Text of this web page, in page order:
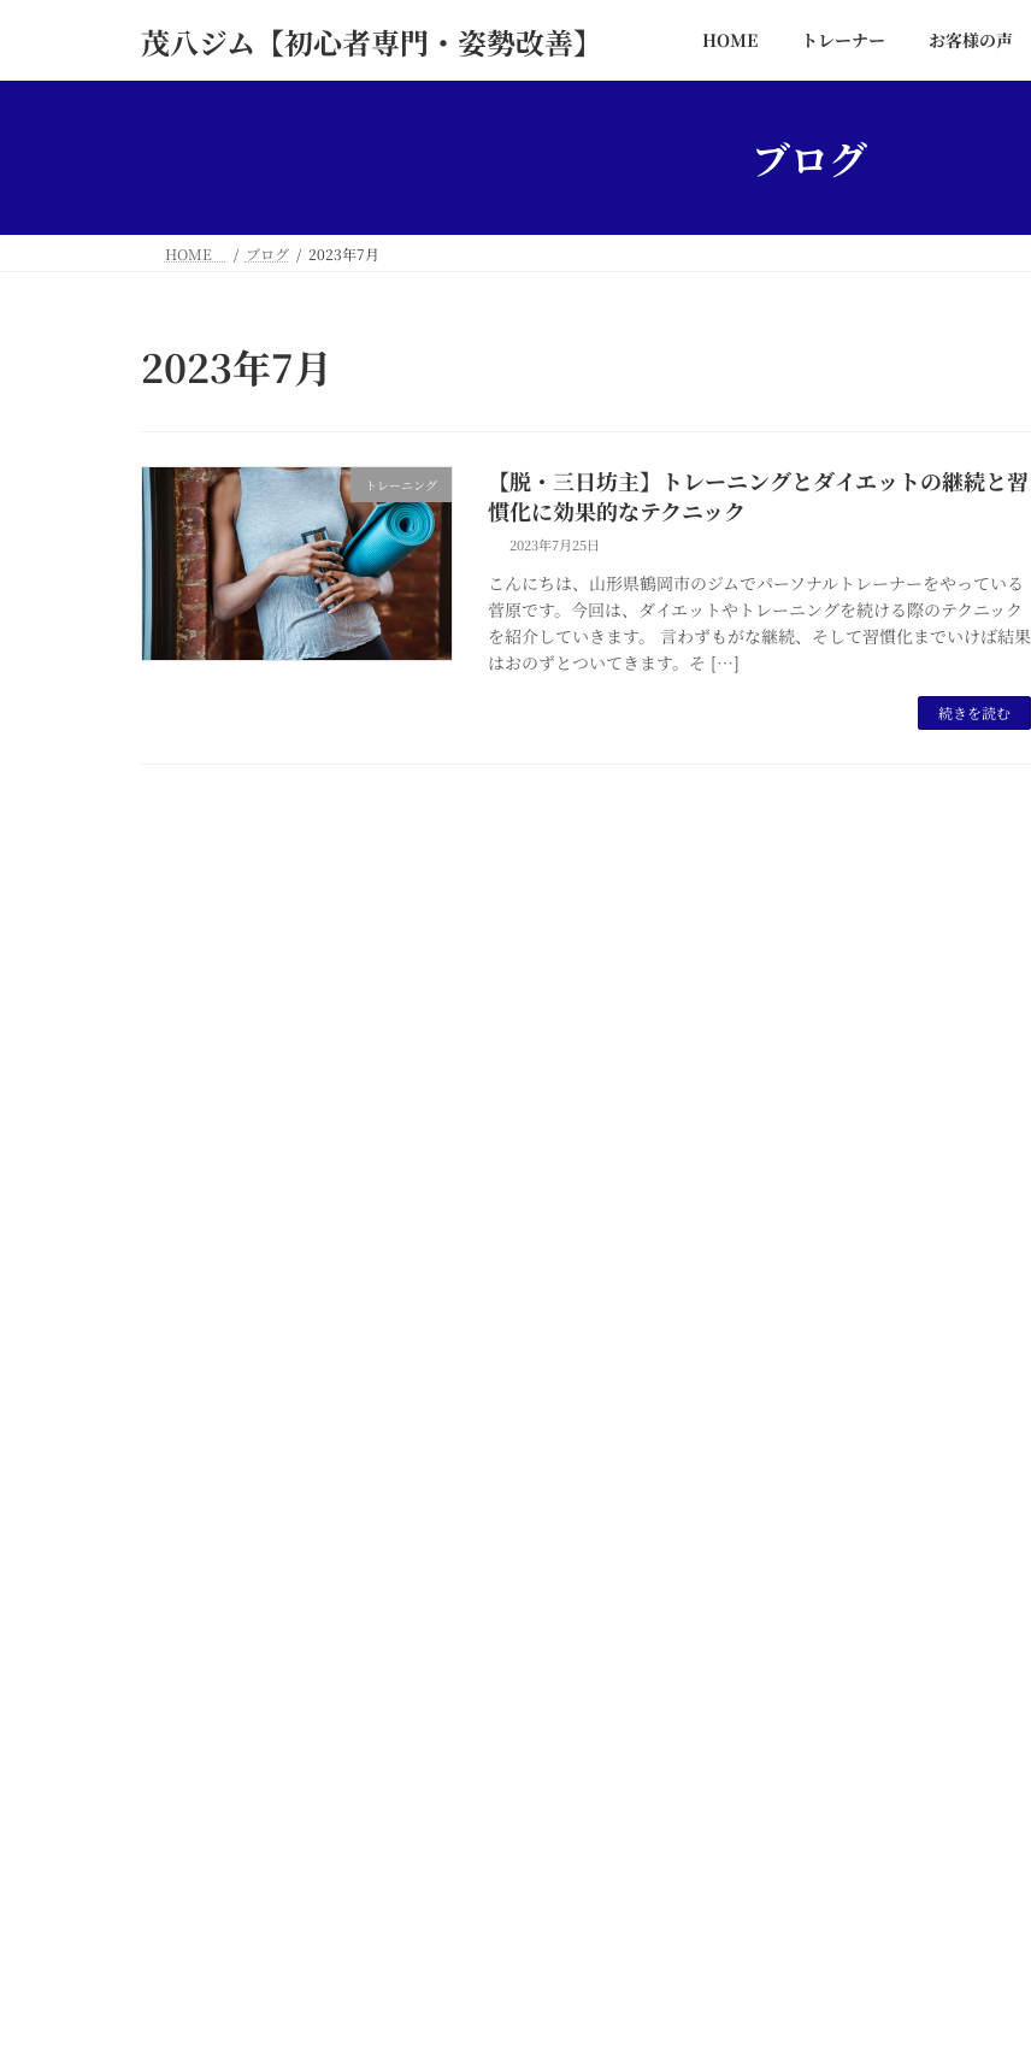
ッ
移
茂八ジム【初心者専門・姿勢改善】 HOME トレーナー お客様の声
ブログ
HOME ブログ 2023年7月
2023年7月
トレーニング
【脱・三日坊主】トレーニングとダイエットの継続と習
慣化に効果的なテクニック
2023年7月25日
こんにちは、山形県鶴岡市のジムでパーソナルトレーナーをやっている
菅原です。今回は、ダイエットやトレーニングを続ける際のテクニック
を紹介していきます。 言わずもがな継続、そして習慣化までいけば結果
はおのずとついてきます。そ […]
続きを読む